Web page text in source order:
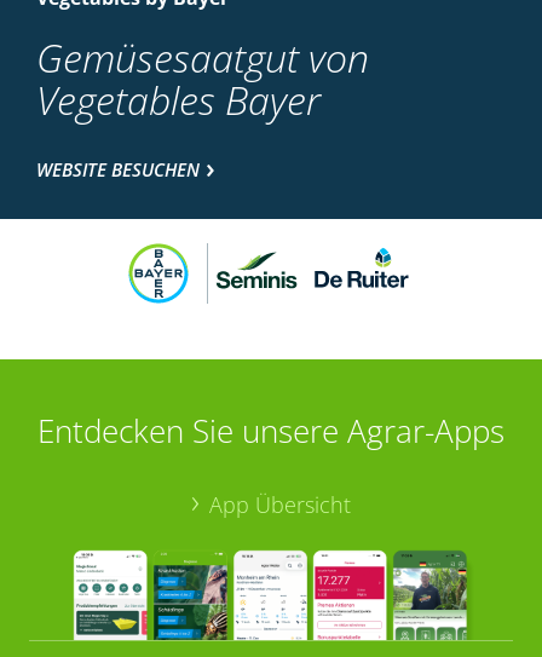
Gemüsesaatgut von
Vegetables Bayer
WEBSITE BESUCHEN
Entdecken Sie unsere Agrar-Apps
App Übersicht